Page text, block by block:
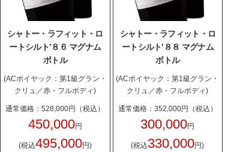
シャトー・ラフィット・ロ
ートシルト’８６ マグナム
ボトル
(ACポイヤック：第1級グラン・
クリュ／赤・フルボディ)
通常価格：528,000円（税込）
450,000円
(税込495,000円)
シャトー・ラフィット・ロ
ートシルト’８８ マグナム
ボトル
(ACポイヤック：第1級グラン・
クリュ／赤・フルボディ)
通常価格：352,000円（税込）
300,000円
(税込330,000円)